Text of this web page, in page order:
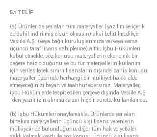
5.1 TELİF
(a) Ürünler'de yer alan tüm materyaller (yazılım ve içerik
de dahil indirilmiş olsun olmasın) aksi belirtilmedikçe
Vesiile A.Ş (veya bağlı kuruluşlarımıza ve/veya varsa
üçüncü taraf lisans sahiplerine) aittir. İşbu Hükümleri
kabul etmekle, söz konusu materyallerin ekonomik bir
değere haiz olduğunu ve bu tür materyallerin kullanımı
için verilebilecek sınırlı lisansların dışında bahis konusu
materyaller üzerinde herhangi bir mülkiyet hakkı elde
etmeyeceğinizi beyan ve taahhüt edersiniz. Materyaller,
işbu Hükümlerde tespit edilen çerçeve dışında Vesiile A.Ş
‘den yazılı izin alınmaksızın hiçbir surette kullanılamaz.
(b) İşbu Hükümleri onaylamakla, Ürünlerde yer alan
birtakım materyallerin üçüncü kişi lisans verenlerin
mülkiyetinde bulunduğunu, diğer tüm hak ve yetkiler